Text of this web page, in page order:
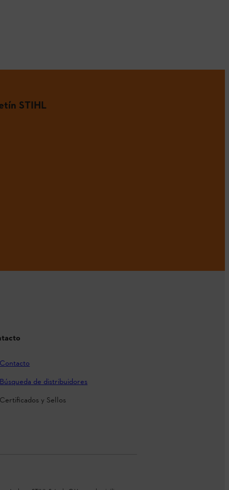
STIHL
Contacto
Búsqueda de distribuidores
Certificados y Sellos